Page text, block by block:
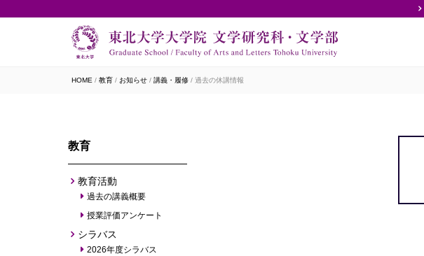
HOME 教育 お知らせ 講義・履修 過去の休講情報
教育
教育活動
過去の講義概要
授業評価アンケート
シラバス
2026年度シラバス